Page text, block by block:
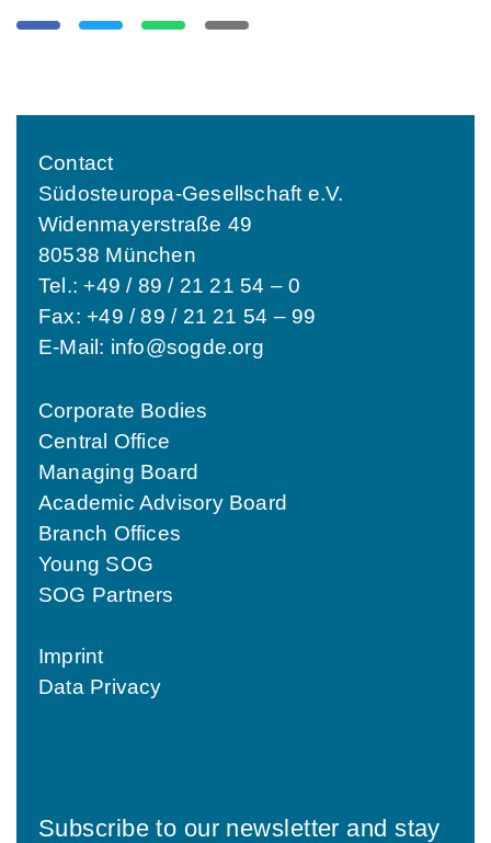
Contact
Südosteuropa-Gesellschaft e.V.
Widenmayerstraße 49
80538 München
Tel.: +49 / 89 / 21 21 54 – 0
Fax: +49 / 89 / 21 21 54 – 99
E-Mail: info@sogde.org
Corporate Bodies
Central Office
Managing Board
Academic Advisory Board
Branch Offices
Young SOG
SOG Partners
Imprint
Data Privacy
Subscribe to our newsletter and stay